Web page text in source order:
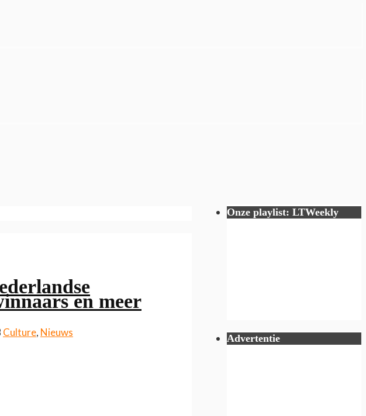
en meer
Culture, Nieuws
Onze playlist: LTWeekly
Advertentie